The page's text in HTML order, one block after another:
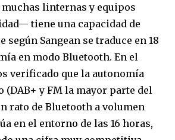
linternas y equipos
tiene una capacidad de
según Sangean se traduce en 18
en modo Bluetooth. En el
verificado que la autonomía
(DAB+ y FM la mayor parte del
rato de Bluetooth a volumen
en el entorno de las 16 horas,